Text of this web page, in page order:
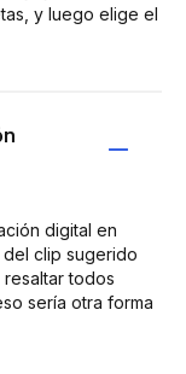
y luego elige el
digital en
del clip sugerido
todos
sería otra forma